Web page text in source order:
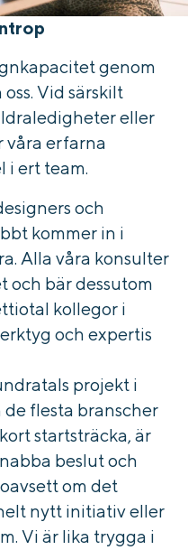
genom
Vid särskilt
eller
våra erfarna
i ert team.
och
kommer in i
Alla våra konsulter
och bär dessutom
kollegor i
och expertis
projekt i
flesta branscher
startsträcka, är
beslut och
om det
nytt initiativ eller
Vi är lika trygga i